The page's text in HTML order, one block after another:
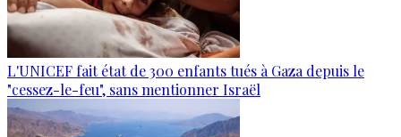
L'UNICEF fait état de 300 enfants tués à Gaza depuis le
"cessez-le-feu", sans mentionner Israël